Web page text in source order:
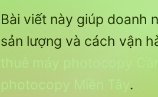
Bài viết này giúp doanh
sản lượng và cách vận
thuê máy photocopy
photocopy Miền Tây .